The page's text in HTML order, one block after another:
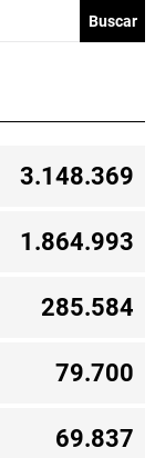
3.148.369
1.864.993
285.584
79.700
69.837